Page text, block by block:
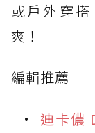
或戶外穿
爽！
編輯推薦
迪卡儂